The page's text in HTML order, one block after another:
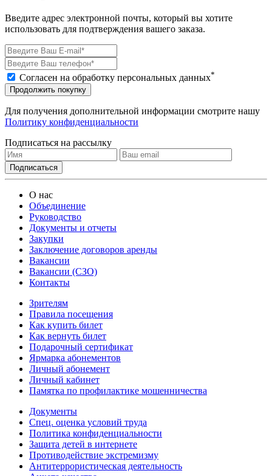
Введите адрес электронной почты, который вы хотите
использовать для подтверждения вашего заказа.
Согласен на обработку персональных данных*
Продолжить покупку
Для получения дополнительной информации смотрите нашу
Политику конфиденциальности
Подписаться на рассылку
О нас
Объединение
Руководство
Документы и отчеты
Закупки
Заключение договоров аренды
Вакансии
Вакансии (СЗО)
Контакты
Зрителям
Правила посещения
Как купить билет
Как вернуть билет
Подарочный сертификат
Ярмарка абонементов
Личный абонемент
Личный кабинет
Памятка по профилактике мошенничества
Документы
Спец. оценка условий труда
Политика конфиденциальности
Защита детей в интернете
Противодействие экстремизму
Антитеррористическая деятельность